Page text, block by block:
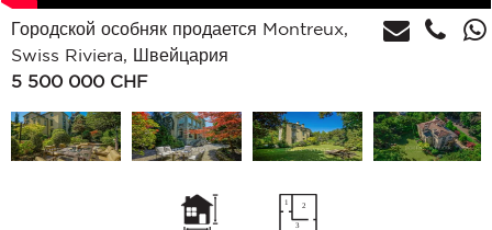
Городской особняк продается Montreux,
Swiss Riviera, Швейцария
5 500 000 CHF